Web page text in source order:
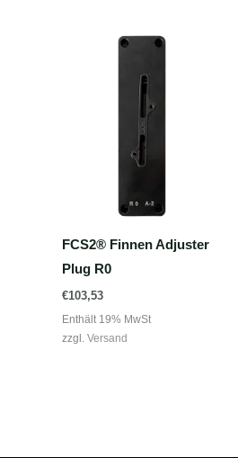
FCS2® Finnen Adjuster
Plug R0
€103,53
Enthält 19% MwSt
zzgl. Versand